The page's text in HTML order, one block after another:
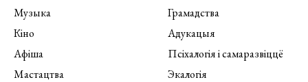
Музыка
Кіно
Афіша
Мастацтва
Грамадства
Адукацыя
Псіхалогія і самаразвіццё
Экалогія